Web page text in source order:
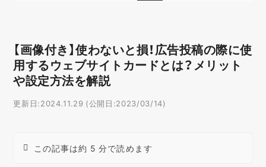
【画像付き】使わないと損！広告投稿の際に使
用するウェブサイトカードとは？メリット
や設定方法を解説
更新日:2024.11.29 (公開日:2023/03/14)
この記事は約 5 分で読めます